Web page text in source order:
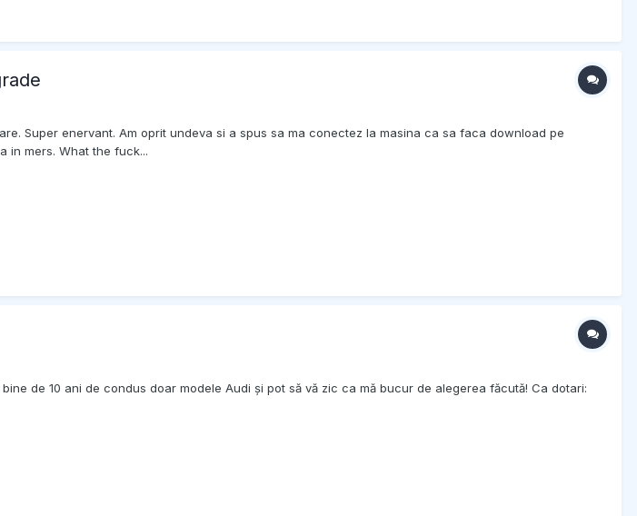
Super enervant. Am oprit undeva si a spus sa ma conectez la masina ca sa faca download pe
in mers. What the fuck...
de 10 ani de condus doar modele Audi și pot să vă zic ca mă bucur de alegerea făcută! Ca dotari: